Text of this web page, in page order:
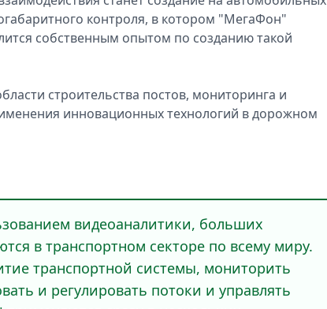
контроля, в котором "МегаФон"
собственным опытом по созданию такой
строительства постов, мониторинга и
инновационных технологий в дорожном
видеоаналитики, больших
в транспортном секторе по всему миру.
транспортной системы, мониторить
и регулировать потоки и управлять